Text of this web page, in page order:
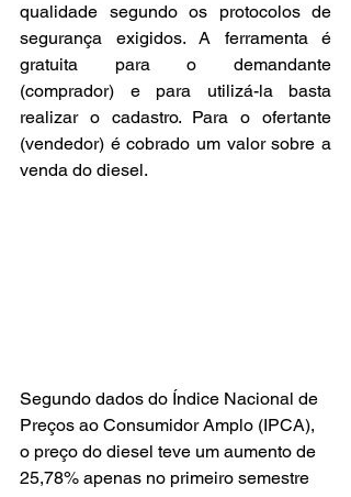
qualidade segundo os protocolos de
segurança exigidos. A ferramenta é
gratuita para o demandante
(comprador) e para utilizá-la basta
realizar o cadastro. Para o ofertante
(vendedor) é cobrado um valor sobre a
venda do diesel.
Segundo dados do Índice Nacional de
Preços ao Consumidor Amplo (IPCA),
o preço do diesel teve um aumento de
25,78% apenas no primeiro semestre